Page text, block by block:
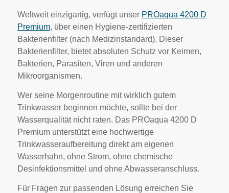
Weltweit einzigartig, verfügt unser PROaqua 4200 D
Premium, über einen Hygiene-zertifizierten
Bakterienfilter (nach Medizinstandard). Dieser
Bakterienfilter, bietet absoluten Schutz vor Keimen,
Bakterien, Parasiten, Viren und anderen
Mikroorganismen.
Wer seine Morgenroutine mit wirklich gutem
Trinkwasser beginnen möchte, sollte bei der
Wasserqualität nicht raten. Das PROaqua 4200 D
Premium unterstützt eine hochwertige
Trinkwasseraufbereitung direkt am eigenen
Wasserhahn, ohne Strom, ohne chemische
Desinfektionsmittel und ohne Abwasseranschluss.
Für Fragen zur passenden Lösung erreichen Sie